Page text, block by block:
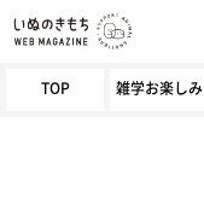
TOP 雑学お楽しみ